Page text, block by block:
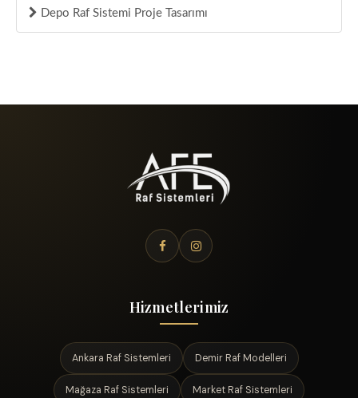
Depo Raf Sistemi Proje Tasarımı
Hizmetlerimiz
Ankara Raf Sistemleri Demir Raf Modelleri
Mağaza Raf Sistemleri Market Raf Sistemleri